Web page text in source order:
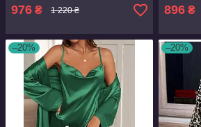
976 ₴ 1 220 ₴ 896 ₴
–20% –20%